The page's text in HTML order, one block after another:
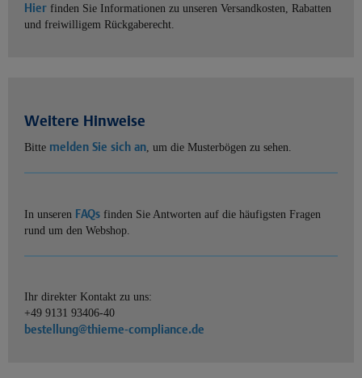
Hier finden Sie Informationen zu unseren Versandkosten, Rabatten
und freiwilligem Rückgaberecht.
Weitere Hinweise
Bitte melden Sie sich an, um die Musterbögen zu sehen.
In unseren FAQs finden Sie Antworten auf die häufigsten Fragen
rund um den Webshop.
Ihr direkter Kontakt zu uns:
+49 9131 93406-40
bestellung@thieme-compliance.de